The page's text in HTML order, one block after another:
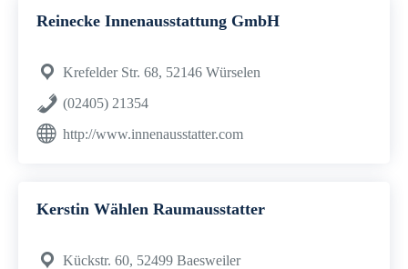
Reinecke Innenausstattung GmbH
Krefelder Str. 68, 52146 Würselen
(02405) 21354
http://www.innenausstatter.com
Kerstin Wählen Raumausstatter
Kückstr. 60, 52499 Baesweiler